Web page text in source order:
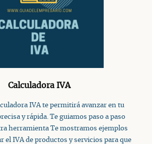
Calculadora IVA
IVA te permitirá avanzar en tu
y rápida. Te guiamos paso a paso
herramienta Te mostramos ejemplos
el IVA de productos y servicios para que